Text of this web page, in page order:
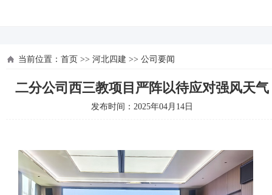
当前位置： 首页 >> 河北四建 >> 公司要闻
二分公司西三教项目严阵以待应对强风天气
发布时间：2025年04月14日